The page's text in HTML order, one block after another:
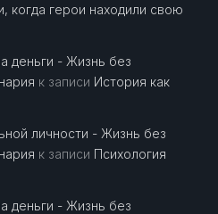
когда герои находили свою
деньги - Жизнь без
к записи История как
личности - Жизнь без
к записи Психология
деньги - Жизнь без